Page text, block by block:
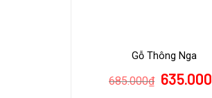
Gỗ Thông Nga
685.000₫ 635.000